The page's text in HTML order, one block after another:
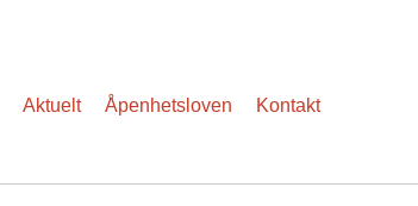
Aktuelt Åpenhetsloven Kontakt